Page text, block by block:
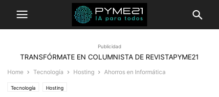
Publicidad
TRANSFÓRMATE EN COLUMNISTA DE REVISTAPYME21
Home Tecnología Hosting Ahorros en Informática
Tecnología Hosting